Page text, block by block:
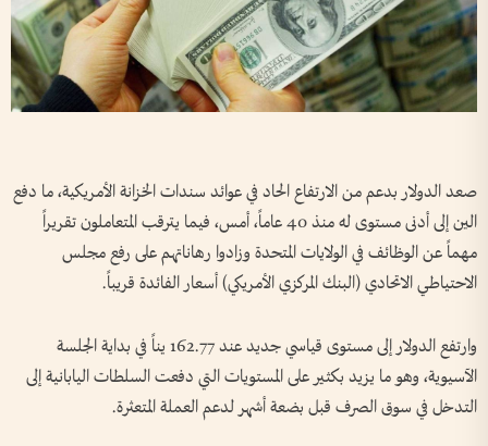
صعد الدولار بدعم من الارتفاع الحاد ​في عوائد سندات الخزانة الأمريكية، ما دفع
الين إلى أدنى مستوى ​له منذ 40 عاماً، أمس، فيما يترقب المتعاملون تقريراً
مهماً عن الوظائف في الولايات المتحدة وزادوا رهاناتهم على رفع مجلس
الاحتياطي الاتحادي (البنك المركزي الأمريكي) أسعار الفائدة قريباً.
وارتفع الدولار إلى مستوى قياسي جديد عند 162.77 ⁠يناً في بداية الجلسة
الآسيوية، وهو ما يزيد بكثير على المستويات التي دفعت السلطات اليابانية إلى
التدخل في سوق الصرف قبل بضعة أشهر لدعم العملة المتعثرة.